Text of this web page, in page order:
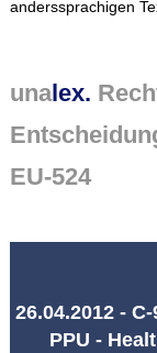
Normtexte
Rechtsprechung
anderssprachigen
unalex.
EU-524
26.04.2012 -
PPU -